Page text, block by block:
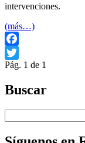
intervenciones.
(más…)
Facebook
Twitter
Pág. 1 de 1
Buscar